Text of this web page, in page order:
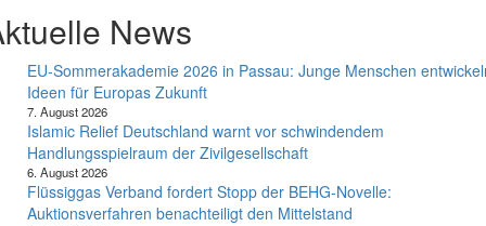
News
EU-Sommerakademie 2026 in Passau: Junge Menschen
Ideen für Europas Zukunft
7. August 2026
Islamic Relief Deutschland warnt vor schwindendem
Handlungsspielraum der Zivilgesellschaft
6. August 2026
Flüssiggas Verband fordert Stopp der BEHG-Novelle:
Auktionsverfahren benachteiligt den Mittelstand